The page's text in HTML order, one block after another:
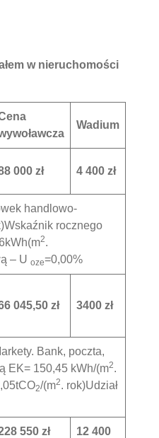
w nieruchomości
Wadium
000 zł 4 400 zł
handlowo-
rocznego
2.
– U oze=0,00%
045,50 zł 3400 zł
Bank, poczta,
EK= 150,45 kWh/(m2.
2/(m2. rok)Udział
550 zł
12 400